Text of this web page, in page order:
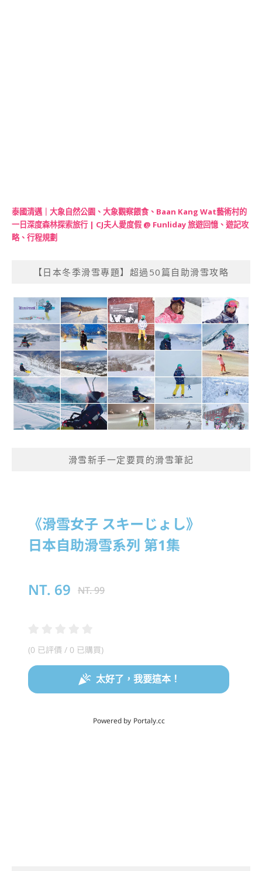
泰國清邁｜大象自然公園、大象觀察餵食、Baan Kang Wat藝術村的
一日深度森林探索旅行 | CJ夫人愛度假 @ Funliday 旅遊回憶、遊記攻
略、行程規劃
【日本冬季滑雪專題】超過50篇自助滑雪攻略
滑雪新手一定要買的滑雪筆記